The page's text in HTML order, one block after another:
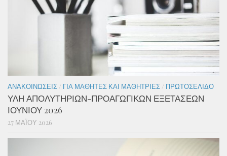
ΑΝΑΚΟΙΝΏΣΕΙΣ / ΓΙΑ ΜΑΘΗΤΈΣ ΚΑΙ ΜΑΘΉΤΡΙΕΣ / ΠΡΩΤΟΣΈΛΙΔΟ
ΥΛΗ ΑΠΟΛΥΤΗΡΙΩΝ-ΠΡΟΑΓΩΓΙΚΩΝ ΕΞΕΤΑΣΕΩΝ
ΙΟΥΝΙΟΥ 2026
27 ΜΑΪ́ΟΥ 2026